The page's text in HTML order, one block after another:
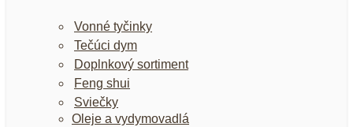
Vonné tyčinky
Tečúci dym
Doplnkový sortiment
Feng shui
Sviečky
Oleje a vydymovadlá